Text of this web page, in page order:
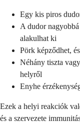
Egy kis piros
A dudor
alakulhat ki
Pörk képződhet,
Néhány tiszta
helyről
Enyhe
Ezek a helyi reakciók
és a szervezete